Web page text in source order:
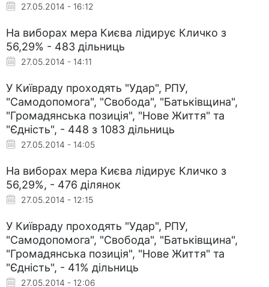
27.05.2014 - 16:12
На виборах мера Києва лідирує Кличко з
56,29% - 483 дільниць
27.05.2014 - 14:11
У Київраду проходять "Удар", РПУ,
"Самодопомога", "Свобода", "Батьківщина",
"Громадянська позиція", "Нове Життя" та
"Єдність", - 448 з 1083 дільниць
27.05.2014 - 14:05
На виборах мера Києва лідирує Кличко з
56,29%, - 476 ділянок
27.05.2014 - 12:15
У Київраду проходять "Удар", РПУ,
"Самодопомога", "Свобода", "Батьківщина",
"Громадянська позиція", "Нове Життя" та
"Єдність", - 41% дільниць
27.05.2014 - 12:06